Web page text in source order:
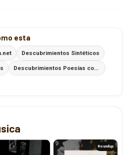
esta
Descubrimientos Sintéticos
Roundup